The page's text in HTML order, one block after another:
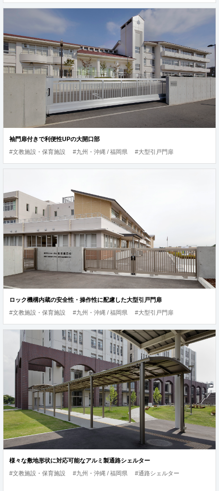
袖門扉付きで利便性UPの大開口部
#文教施設・保育施設
#九州・沖縄 / 福岡県 #大型引戸門扉
ロック機構内蔵の安全性・操作性に配慮した大型引戸門扉
#文教施設・保育施設
#九州・沖縄 / 福岡県 #大型引戸門扉
様々な敷地形状に対応可能なアルミ製通路シェルター
#文教施設・保育施設
#九州・沖縄 / 福岡県 #通路シェルター